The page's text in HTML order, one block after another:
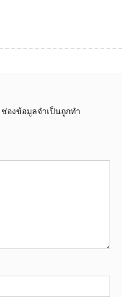
ช่องข้อมูลจำเป็นถูกทำ